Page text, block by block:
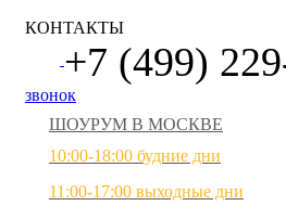
КОНТАКТЫ
+7 (499)
звонок
ШОУРУМ В МОСКВЕ
10:00-18:00 будние дни
11:00-17:00 выходные дни